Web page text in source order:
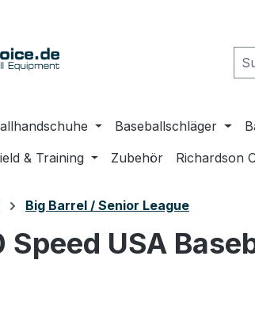
Baseballschläger
& Training Zubehör Richardson
Big Barrel / Senior League
Speed USA